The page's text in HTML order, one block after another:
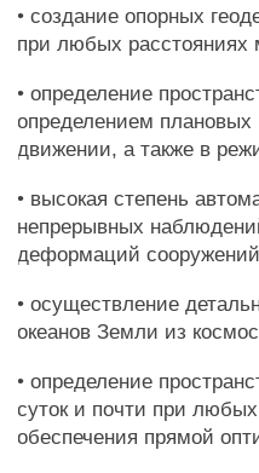
• создание опорных
при любых расстояниях
• определение
определением
движении, а также в
• высокая степень
непрерывных
деформаций
• осуществление
океанов Земли из
• определение
суток и почти при
обеспечения прямой